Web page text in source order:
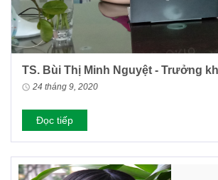
TS. Bùi Thị Minh Nguyệt - Trưởng
24 tháng 9, 2020
Đọc tiếp